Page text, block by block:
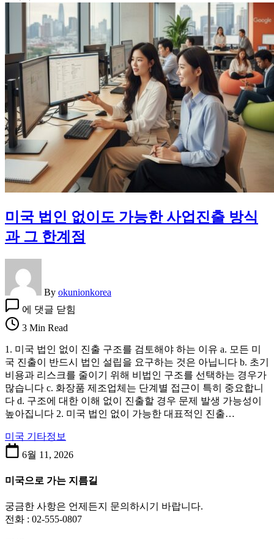
미국 법인 없이도 가능한 사업진출 방식
과 그 한계점
By okunionkorea
미
국
법
없
이
도
가
능
한
사
업
진
방
과
그
에 댓글 닫힘
3 Min Read
1. 미국 법인 없이 진출 구조를 검토해야 하는 이유 a. 모든 미
국 진출이 반드시 법인 설립을 요구하는 것은 아닙니다 b. 초기
비용과 리스크를 줄이기 위해 비법인 구조를 선택하는 경우가
많습니다 c. 화장품 제조업체는 단계별 접근이 특히 중요합니
다 d. 구조에 대한 이해 없이 진출할 경우 문제 발생 가능성이
높아집니다 2. 미국 법인 없이 가능한 대표적인 진출…
미국 기타정보
6월 11, 2026
미국으로 가는 지름길
궁금한 사항은 언제든지 문의하시기 바랍니다.
전화 : 02-555-0807